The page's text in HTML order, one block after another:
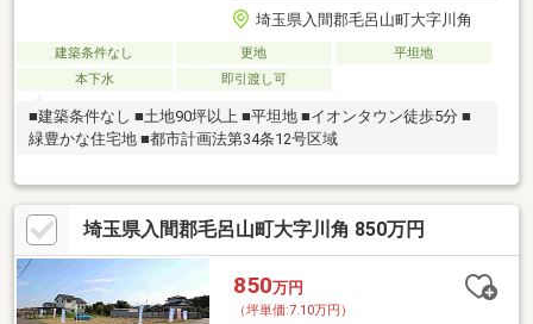
埼玉県入間郡毛呂山町大字川角
建築条件なし 更地
平坦地
本下水
即引渡し可
■建築条件なし ■土地90坪以上 ■平坦地 ■イオンタウン徒歩5分 ■
緑豊かな住宅地 ■都市計画法第34条12号区域
埼玉県入間郡毛呂山町大字川角 850万円
850万円
（坪単価:7.10万円）